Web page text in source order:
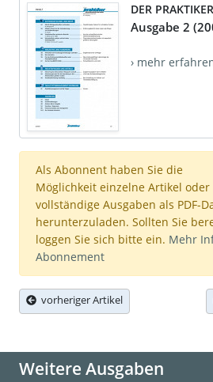
DER PRAKTIKER
Ausgabe 2
› mehr
Als Abonnent haben Sie die
Möglichkeit einzelne Artikel oder
vollständige Ausgaben als PDF-
herunterzuladen. Sollten Sie
loggen Sie sich bitte ein. Mehr
Abonnement
vorheriger Artikel
Weitere Ausgaben